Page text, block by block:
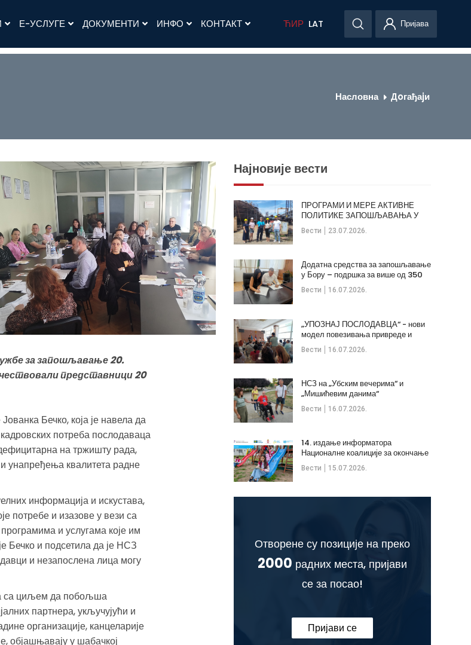
Е-УСЛУГЕ ДОКУМЕНТИ ИНФО КОНТАКТ ЋИР LAT Пријава
Насловна Дoгађаjи
за запошљавање 20.
представници 20
Бечко, која је навела да
потреба послодаваца
на тржишту рада,
унапређења квалитета радне
информација и искустава,
потребе и изазове у вези са
и услугама које им
Бечко и подсетила да је НСЗ
и незапослена лица могу
са циљем да побољша
партнера, укључујући и
организације, канцеларије
објашњавају у шабачкој
Најновије вести
Вести 23.07.2026.
ПРОГРАМИ И МЕРЕ АКТИВНЕ
ПОЛИТИКЕ ЗАПОШЉАВАЊА У
ОПШТИНИ КЛАДОВО
Вести 16.07.2026.
Додатна средства за запошљавање
у Бору – подршка за више од 350
незапослених
Вести 16.07.2026.
„УПОЗНАЈ ПОСЛОДАВЦА“ - нови
модел повезивања привреде и
стручних кадрова
Вести 16.07.2026.
НСЗ на „Убским вечерима“ и
„Мишићевим данима“
Вести 15.07.2026.
14. издање информатора
Националне коалиције за окончање
дечијих бракова
Отворене су позиције на преко
2000 радних места, пријави
се за посао!
Пријави се